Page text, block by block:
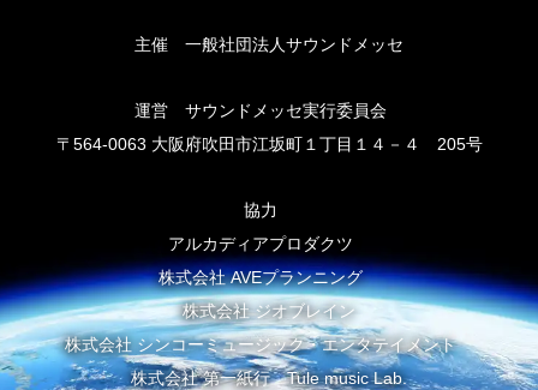
主催 一般社団法人サウンドメッセ
運営 サウンドメッセ実行委員会
〒564-0063 大阪府吹田市江坂町１丁目１４－４ 205号
協力
アルカディアプロダクツ
株式会社 AVEプランニング
株式会社 ジオブレイン
株式会社 シンコーミュージック・エンタテイメント
株式会社 第一紙行 Tule music Lab.